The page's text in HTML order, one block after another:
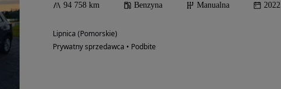
94 758 km Benzyna Manualna 2022
Lipnica (Pomorskie)
Prywatny sprzedawca • Podbite